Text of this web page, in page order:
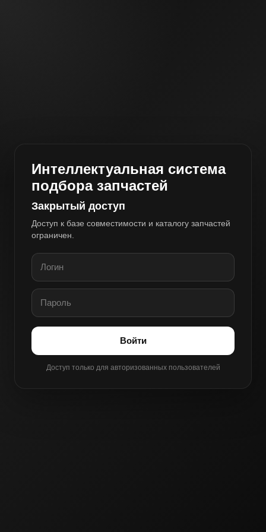
Интеллектуальная система
подбора запчастей
Закрытый доступ
Доступ к базе совместимости и каталогу запчастей
ограничен.
Войти
Доступ только для авторизованных пользователей